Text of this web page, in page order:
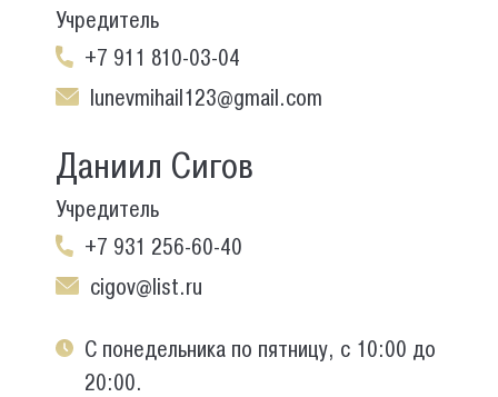
Учредитель
+7 911 810-03-04
lunevmihail123@gmail.com
Даниил Сигов
Учредитель
+7 931 256-60-40
cigov@list.ru
С понедельника по пятницу, с 10:00 до
20:00.